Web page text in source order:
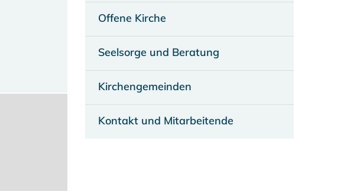
Offene Kirche
Seelsorge und Beratung
Kirchengemeinden
Kontakt und Mitarbeitende